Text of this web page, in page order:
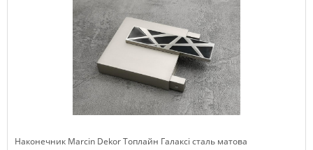
Наконечник Marcin Dekor Топлайн Галаксі сталь матова